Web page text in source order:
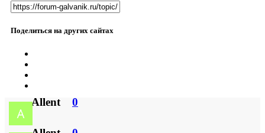
Поделиться на других сайтах
Allent 0